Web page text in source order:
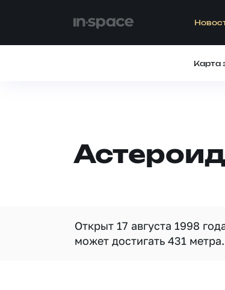
Карта
Астероид
Открыт 17 августа 1998
может достигать 431 метра.